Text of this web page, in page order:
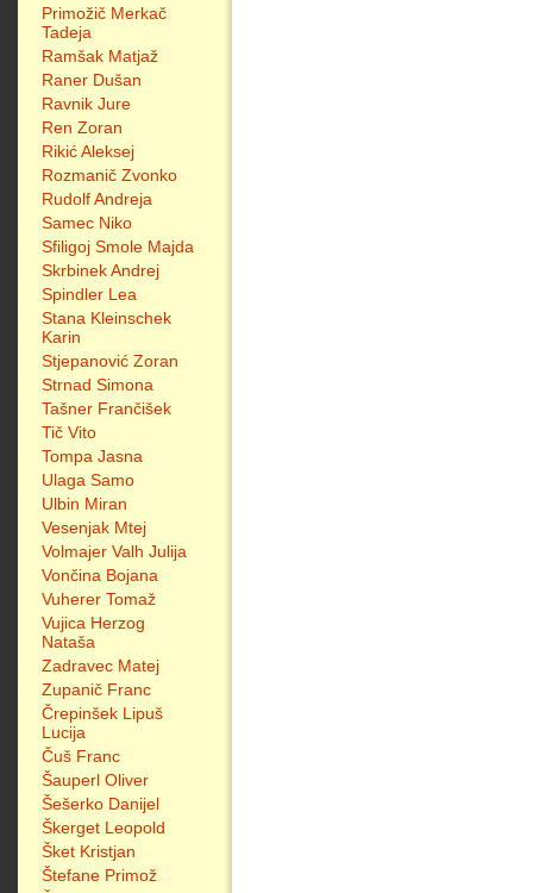
Primožič Merkač
Tadeja
Ramšak Matjaž
Raner Dušan
Ravnik Jure
Ren Zoran
Rikić Aleksej
Rozmanič Zvonko
Rudolf Andreja
Samec Niko
Sfiligoj Smole Majda
Skrbinek Andrej
Spindler Lea
Stana Kleinschek
Karin
Stjepanović Zoran
Strnad Simona
Tašner Frančišek
Tič Vito
Tompa Jasna
Ulaga Samo
Ulbin Miran
Vesenjak Mtej
Volmajer Valh Julija
Vončina Bojana
Vuherer Tomaž
Vujica Herzog
Nataša
Zadravec Matej
Zupanič Franc
Črepinšek Lipuš
Lucija
Čuš Franc
Šauperl Oliver
Šešerko Danijel
Škerget Leopold
Šket Kristjan
Štefane Primož